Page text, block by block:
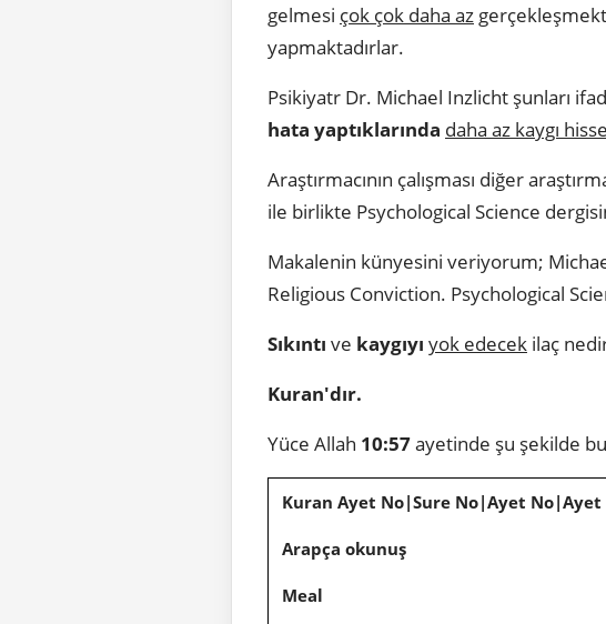
gelmesi çok çok daha az
yapmaktadırlar.
Psikiyatr Dr. Michael Inzlicht şunları
hata yaptıklarında daha az kaygı
Araştırmacının çalışması diğer
ile birlikte Psychological Science
Makalenin künyesini veriyorum;
Religious Conviction. Psychological
Sıkıntı ve kaygıyı yok edecek ilaç
Kuran'dır.
Yüce Allah 10:57ayetinde şu şekilde
Kuran Ayet No|Sure No|Ayet No|Ayet
Arapça okunuş
Meal